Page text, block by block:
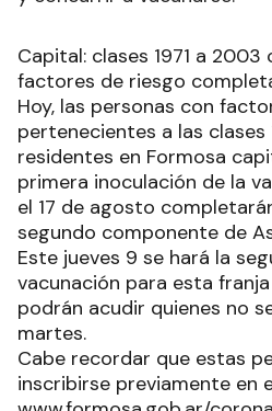
Capital: clases 1971 a 2003
factores de riesgo
Hoy, las personas con
pertenecientes a las clases
residentes en Formosa
primera inoculación de la
el 17 de agosto
segundo componente de
Este jueves 9 se hará la
vacunación para esta
podrán acudir quienes no
martes.
Cabe recordar que estas
inscribirse previamente en